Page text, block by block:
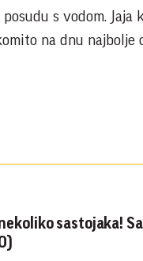
s vodom. Jaja
na dnu najbolje
sastojaka!